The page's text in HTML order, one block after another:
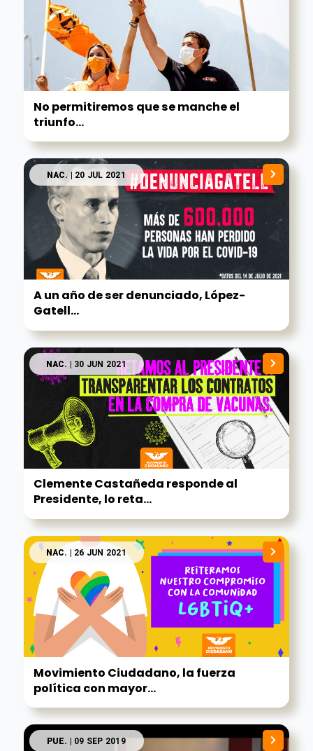
No permitiremos que se manche el
triunfo...
NAC. | 20 JUL 2021
A un año de ser denunciado, López-
Gatell...
NAC.| 30 JUN 2021
Clemente Castañeda responde al
Presidente, lo reta...
NAC. | 26 JUN 2021
Movimiento Ciudadano, la fuerza
política con mayor...
PUE. | 09 SEP 2019